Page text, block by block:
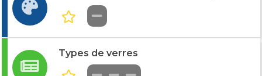
Types de verres